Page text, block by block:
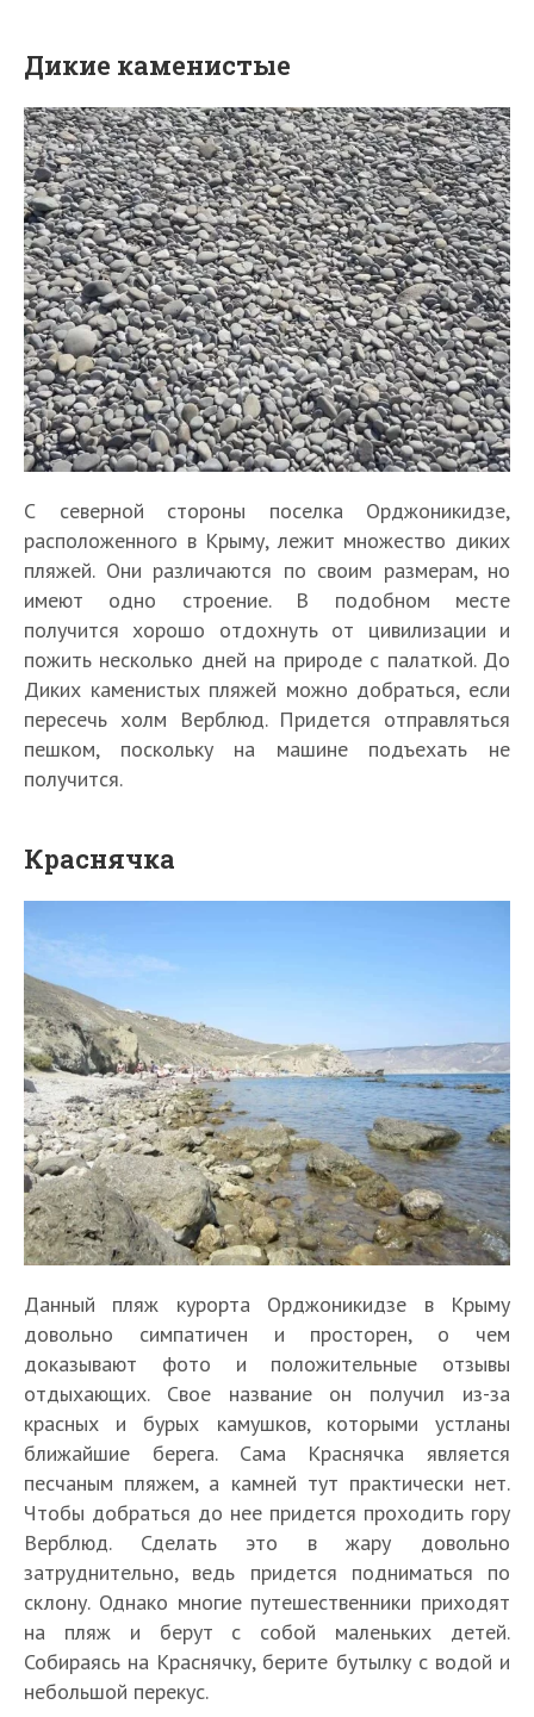
Дикие каменистые
С северной стороны поселка Орджоникидзе,
расположенного в Крыму, лежит множество диких
пляжей. Они различаются по своим размерам, но
имеют одно строение. В подобном месте
получится хорошо отдохнуть от цивилизации и
пожить несколько дней на природе с палаткой. До
Диких каменистых пляжей можно добраться, если
пересечь холм Верблюд. Придется отправляться
пешком, поскольку на машине подъехать не
получится.
Краснячка
Данный пляж курорта Орджоникидзе в Крыму
довольно симпатичен и просторен, о чем
доказывают фото и положительные отзывы
отдыхающих. Свое название он получил из-за
красных и бурых камушков, которыми устланы
ближайшие берега. Сама Краснячка является
песчаным пляжем, а камней тут практически нет.
Чтобы добраться до нее придется проходить гору
Верблюд. Сделать это в жару довольно
затруднительно, ведь придется подниматься по
склону. Однако многие путешественники приходят
на пляж и берут с собой маленьких детей.
Собираясь на Краснячку, берите бутылку с водой и
небольшой перекус.